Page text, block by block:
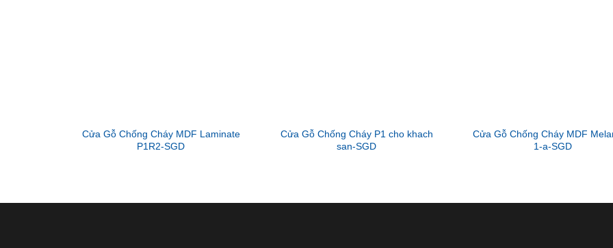
Cửa Gỗ Chống Cháy MDF Laminate
P1R2-SGD
Cửa Gỗ Chống Cháy P1 cho khach
san-SGD
Cửa Gỗ Chống Cháy MDF
1-a-SGD